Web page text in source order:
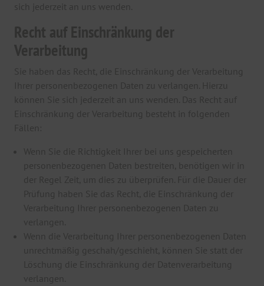
sich jederzeit an uns wenden.
Recht auf Einschränkung der
Verarbeitung
Sie haben das Recht, die Einschränkung der Verarbeitung
Ihrer personenbezogenen Daten zu verlangen. Hierzu
können Sie sich jederzeit an uns wenden. Das Recht auf
Einschränkung der Verarbeitung besteht in folgenden
Fällen:
Wenn Sie die Richtigkeit Ihrer bei uns gespeicherten
personenbezogenen Daten bestreiten, benötigen wir in
der Regel Zeit, um dies zu überprüfen. Für die Dauer der
Prüfung haben Sie das Recht, die Einschränkung der
Verarbeitung Ihrer personenbezogenen Daten zu
verlangen.
Wenn die Verarbeitung Ihrer personenbezogenen Daten
unrechtmäßig geschah/geschieht, können Sie statt der
Löschung die Einschränkung der Datenverarbeitung
verlangen.